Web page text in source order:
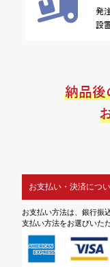
お支払い・決済につ
お支払い方法は、銀行振
支払い方法をお選びいた